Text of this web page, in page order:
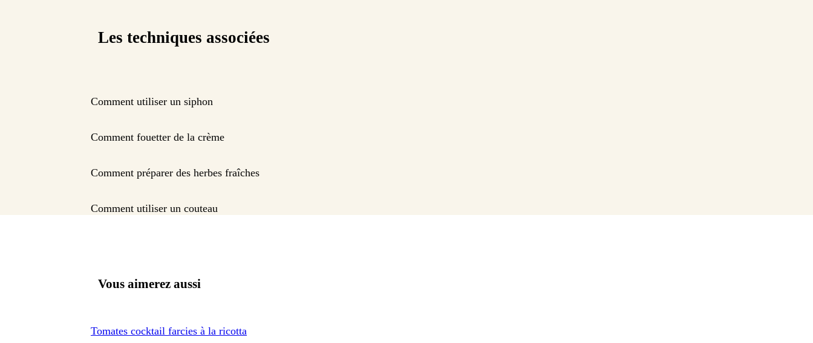
Les techniques associées
Comment utiliser un siphon
Comment fouetter de la crème
Comment préparer des herbes fraîches
Comment utiliser un couteau
Vous aimerez aussi
Tomates cocktail farcies à la ricotta